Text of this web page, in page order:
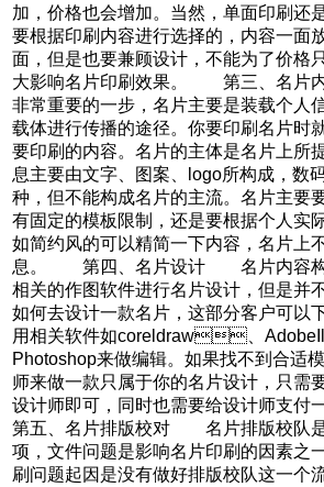
加，价格也会增加。当然，单面印
要根据印刷内容进行选择的，内容一
面，但是也要兼顾设计，不能为了价格
大影响名片印刷效果。 第三、
非常重要的一步，名片主要是装载个人信
载体进行传播的途径。你要印刷名片
要印刷的内容。名片的主体是名片上所
息主要由文字、图案、logo所构成，
种，但不能构成名片的主流。名片主
有固定的模板限制，还是要根据个人实际
如简约风的可以精简一下内容，名片
息。 第四、名片设计 名片内容
相关的作图软件进行名片设计，但是并
如何去设计一款名片，这部分客户可以下
用相关软件如coreldraw、
Photoshop来做编辑。如果找不到合适
师来做一款只属于你的名片设计，只
设计师即可，同时也需要给设计师支付
第五、名片排版校对 名片排版校队
项，文件问题是影响名片印刷的因素之一
刷问题起因是没有做好排版校队这一个流